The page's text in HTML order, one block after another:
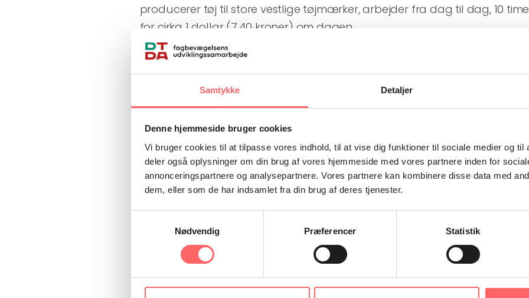
Samtykke Detaljer
Denne hjemmeside bruger cookies
Vi bruger cookies til at tilpasse vores indhold, til at vise dig funktioner til sociale medier og til
deler også oplysninger om din brug af vores hjemmeside med vores partnere inden for
annonceringspartnere og analysepartnere. Vores partnere kan kombinere disse data med
dem, eller som de har indsamlet fra din brug af deres tjenester.
Nødvendig
Præferencer Statistik
producerer tøj til store vestlige tøjmærker, arbejder fra dag til dag, 10
for cirka 1 dollar (7,40 kroner) om dagen.
Hvis arbejderne truer med strejker, kan fabrikkens ledelse finde på at
tekstilfabrikker ligger i såkaldte industrizoner, som er under permanent
zonerne.
Næstformand for FH og formand for Ulandssekretariatet, Bente
Sorgenfrey, er rystet:
”Det er under al kritik og må fordømmes,
at arbejdstagere – ovenikøbet
syersker, som er nederst i den globale fødekæde – ikke har bare
nogenlunde anstændige løn- og arbejdsvilkår.”